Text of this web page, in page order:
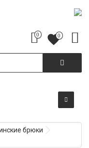
0 favorite
0
брюки